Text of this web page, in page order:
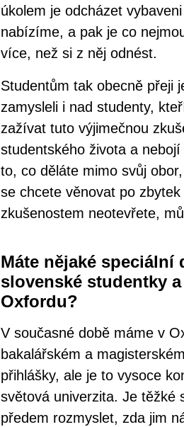
úkolem je odcházet
nabízíme, a pak je co
více, než si z něj odnést.
Studentům tak obecně přeji
zamysleli i nad studenty,
zažívat tuto výjimečnou
studentského života a
to, co děláte mimo svůj
se chcete věnovat po
zkušenostem neotevřete,
Máte nějaké
slovenské studentky
Oxfordu?
V současné době máme v
bakalářském a
přihlášky, ale je to vysoce
světová univerzita. Je těžké
předem rozmyslet, zda jim